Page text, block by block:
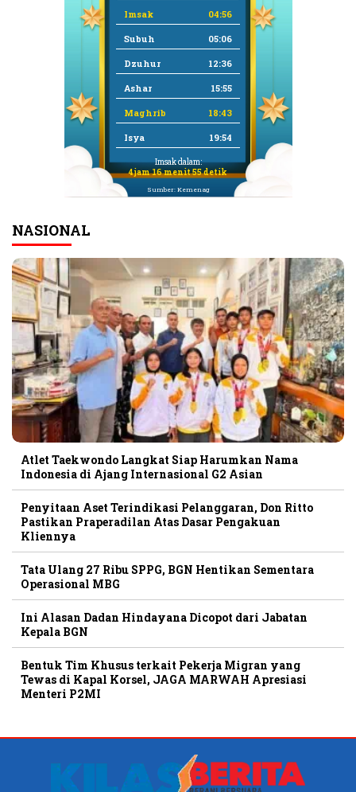
Imsak 04:56
Subuh 05:06
Dzuhur 12:36
Ashar 15:55
Maghrib 18:43
Isya 19:54
Imsak dalam:
4 jam 16 menit 55 detik
Sumber: Kemenag
NASIONAL
Atlet Taekwondo Langkat Siap Harumkan Nama
Indonesia di Ajang Internasional G2 Asian
Penyitaan Aset Terindikasi Pelanggaran, Don Ritto
Pastikan Praperadilan Atas Dasar Pengakuan
Kliennya
Tata Ulang 27 Ribu SPPG, BGN Hentikan Sementara
Operasional MBG
Ini Alasan Dadan Hindayana Dicopot dari Jabatan
Kepala BGN
Bentuk Tim Khusus terkait Pekerja Migran yang
Tewas di Kapal Korsel, JAGA MARWAH Apresiasi
Menteri P2MI